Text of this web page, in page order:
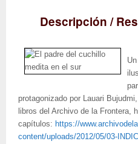
Descripción /
protagonizado por Lauari
libros del Archivo de la Frontera,
capítulos: https://
content/uploads/2012/05/03-